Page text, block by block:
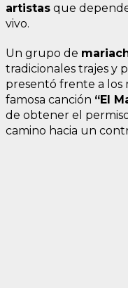
artistas que
vivo.
Un grupo de
tradicionales trajes y
presentó frente a los
famosa canción “El
de obtener el
camino hacia un